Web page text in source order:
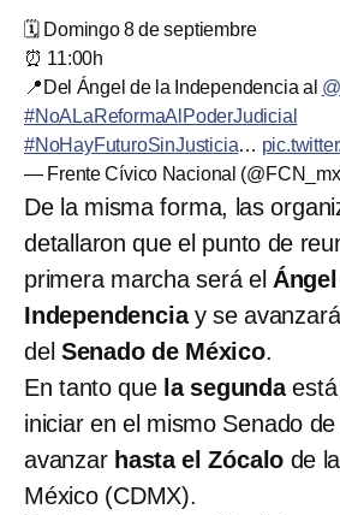
🗓️ Domingo 8 de septiembre
⏰ 11:00h
📍Del Ángel de la Independencia al
#NoALaReformaAlPoderJudicial
#NoHayFuturoSinJusticia…
— Frente Cívico Nacional
De la misma forma, las
detallaron que el punto de
primera marcha será el
Independenciay se
del Senado de México.
En tanto que la segundaestá
iniciar en el mismo Senado
avanzar hasta el Zócalo de
México (CDMX).